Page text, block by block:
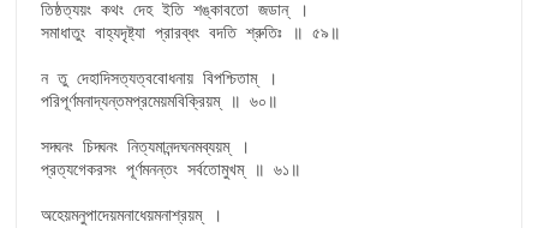
তিষ্ঠত্যয়ং কথং দেহ ইতি শঙ্কাবতো জডান্ ।
সমাধাতুং বাহ্যদৃষ্ট্যা প্রারব্ধং বদতি শ্রুতিঃ ॥ ৫৯॥
ন তু দেহাদিসত্যত্ববোধনায় বিপশ্চিতাম্ ।
পরিপূর্ণমনাদ্যন্তমপ্রমেয়মবিক্রিয়ম্ ॥ ৬০॥
সদ্ঘনং চিদ্ঘনং নিত্যমানন্দঘনমব্যয়ম্ ।
প্রত্যগেকরসং পূর্ণমনন্তং সর্বতোমুখম্ ॥ ৬১॥
অহেয়মনুপাদেয়মনাধেয়মনাশ্রয়ম্ ।